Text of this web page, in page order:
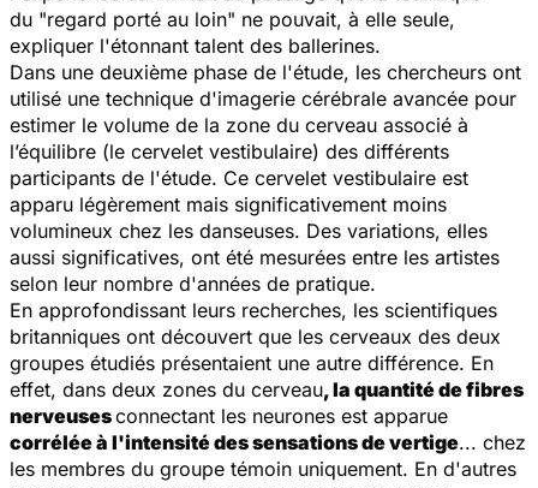
du "regard porté au loin" ne pouvait, à elle seule,
expliquer l'étonnant talent des ballerines.
Dans une deuxième phase de l'étude, les chercheurs ont
utilisé une technique d'imagerie cérébrale avancée pour
estimer le volume de la zone du cerveau associé à
l’équilibre (le cervelet vestibulaire) des différents
participants de l'étude. Ce cervelet vestibulaire est
apparu légèrement mais significativement moins
volumineux chez les danseuses. Des variations, elles
aussi significatives, ont été mesurées entre les artistes
selon leur nombre d'années de pratique.
En approfondissant leurs recherches, les scientifiques
britanniques ont découvert que les cerveaux des deux
groupes étudiés présentaient une autre différence. En
effet, dans deux zones du cerveau, la quantité de fibres
nerveusesconnectant les neurones est apparue
corrélée à l'intensité des sensations de vertige... chez
les membres du groupe témoin uniquement. En d'autres